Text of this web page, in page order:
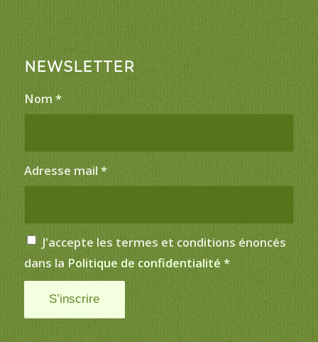
NEWSLETTER
Nom *
Adresse mail *
J'accepte les termes et conditions énoncés
dans la Politique de confidentialité *